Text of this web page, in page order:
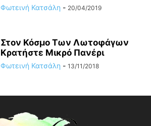
Φωτεινή Κατσάλη - 20/04/2019
Στον Κόσμο Των Λωτοφάγων
Κρατήστε Μικρό Πανέρι
Φωτεινή Κατσάλη - 13/11/2018